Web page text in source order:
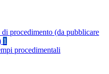
procedimento (da pubblicare
1
procedimentali